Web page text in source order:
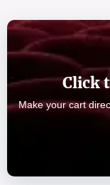
Click
Make your cart